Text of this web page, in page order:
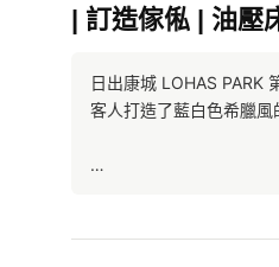
| 訂造傢俬 | 油壓
日出康城 LOHAS PARK
客人打造了藍白色希臘風
一個一米長的地台箱座